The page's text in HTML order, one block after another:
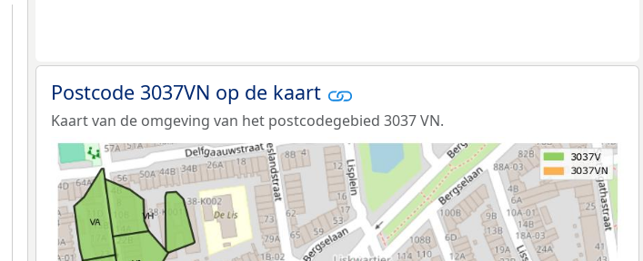
Postcode 3037VN op de kaart
Kaart van de omgeving van het postcodegebied 3037 VN.